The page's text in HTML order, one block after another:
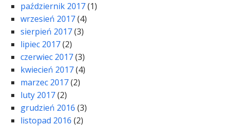
październik 2017(1)
wrzesień 2017(4)
sierpień 2017(3)
lipiec 2017(2)
czerwiec 2017(3)
kwiecień 2017(4)
marzec 2017(2)
luty 2017(2)
grudzień 2016 (3)
listopad 2016 (2)